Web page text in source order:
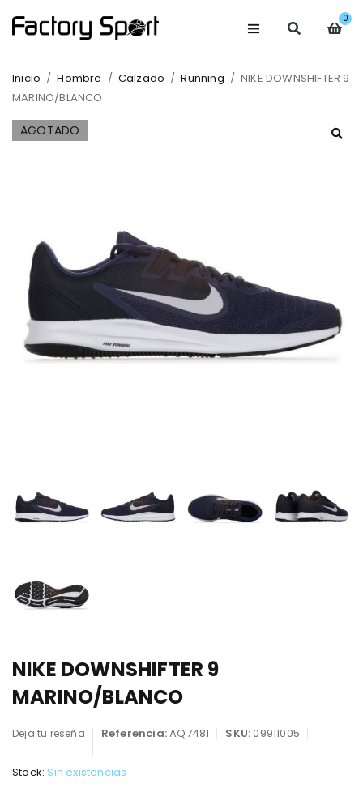
0
Inicio / Hombre / Calzado / Running / NIKE DOWNSHIFTER 9
MARINO/BLANCO
AGOTADO
NIKE DOWNSHIFTER 9
MARINO/BLANCO
Deja tu reseña Referencia:AQ7481 SKU:09911005
Stock: Sin existencias